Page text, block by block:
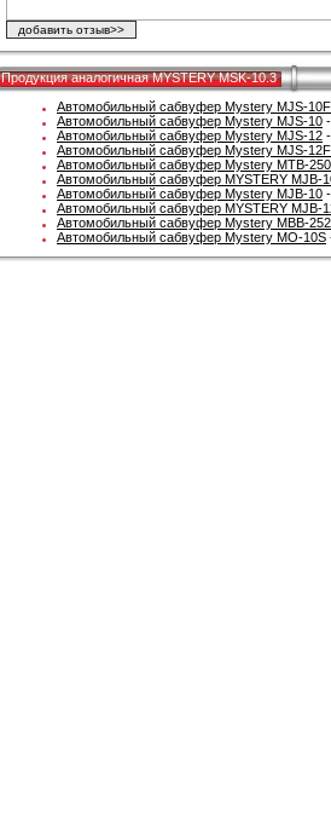
Продукция аналогичная MYSTERY MSK-10.3
Автомобильный сабвуфер Mystery MJS-10F
Автомобильный сабвуфер Mystery MJS-10
Автомобильный сабвуфер Mystery MJS-12
Автомобильный сабвуфер Mystery MJS-12F
Автомобильный сабвуфер Mystery MTB-250
Автомобильный сабвуфер MYSTERY
Автомобильный сабвуфер Mystery MJB-10
Автомобильный сабвуфер MYSTERY
Автомобильный сабвуфер Mystery MBB-252
Автомобильный сабвуфер Mystery MO-10S